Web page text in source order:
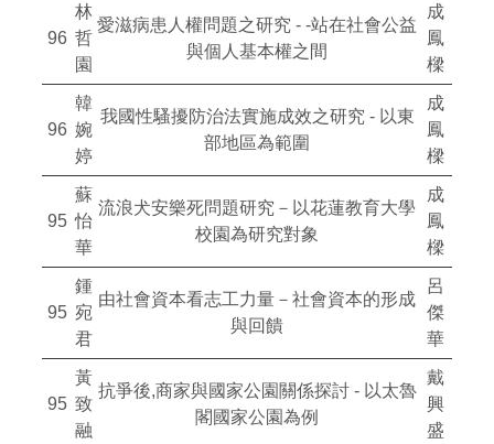
96
林
哲
園
愛滋病患人權問題之研究 - -站在社會公益
與個人基本權之間
成
鳳
樑
96
韓
婉
婷
我國性騷擾防治法實施成效之研究 - 以東
部地區為範圍
成
鳳
樑
95
蘇
怡
華
流浪犬安樂死問題研究－以花蓮教育大學
校園為研究對象
成
鳳
樑
95
鍾
宛
君
由社會資本看志工力量－社會資本的形成
與回饋
呂
傑
華
95
黃
致
融
抗爭後,商家與國家公園關係探討 - 以太魯
閣國家公園為例
戴
興
盛